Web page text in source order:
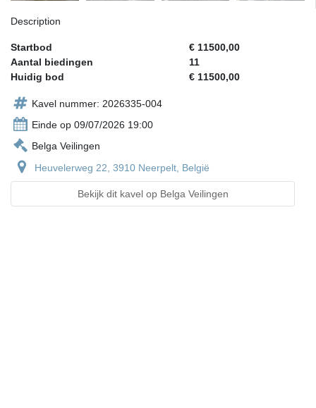
Description
Startbod
€ 11500,00
Aantal biedingen
11
Huidig bod
€ 11500,00
Kavel nummer: 2026335-004
Einde op 09/07/2026 19:00
Belga Veilingen
Heuvelerweg 22, 3910 Neerpelt, België
Bekijk dit kavel op Belga Veilingen